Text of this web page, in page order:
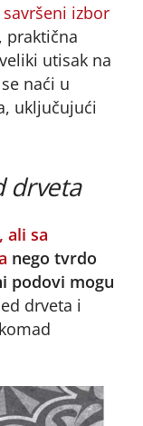
izbor
praktična
utisak na
naći u
uključujući
drveta
ali sa
nego tvrdo
podovi mogu
drveta i